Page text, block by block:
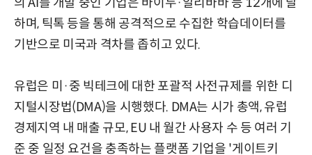
의 AI를 개발 중인 기업은 바이두·알리바바 등 12개에 달
하며, 틱톡 등을 통해 공격적으로 수집한 학습데이터를
기반으로 미국과 격차를 좁히고 있다.
유럽은 미·중 빅테크에 대한 포괄적 사전규제를 위한 디
지털시장법(DMA)을 시행했다. DMA는 시가 총액, 유럽
경제지역 내 매출 규모, EU 내 월간 사용자 수 등 여러 기
준 중 일정 요건을 충족하는 플랫폼 기업을 '게이트키